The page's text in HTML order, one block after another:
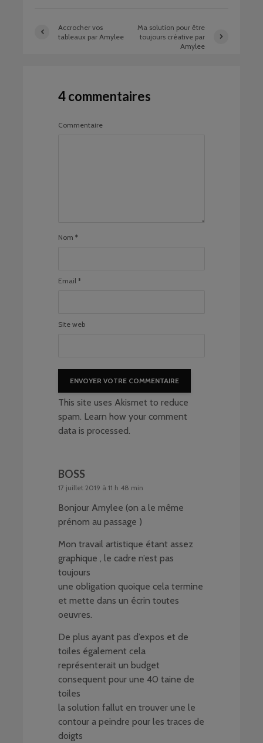
Accrocher vos
tableaux par Amylee
Ma solution pour être
toujours créative par
Amylee
4 commentaires
Commentaire
Nom *
Email *
Site web
This site uses Akismet to reduce
spam. Learn how your comment
data is processed
BOSS
17 juillet 2019 à 11 h 48 min
Bonjour Amylee (on a le même
prénom au passage )
Mon travail artistique étant assez
graphique , le cadre n’est pas
toujours
une obligation quoique cela termine
et mette dans un écrin toutes
oeuvres.
De plus ayant pas d’expos et de
toiles également cela
représenterait un budget
consequent pour une 40 taine de
toiles
la solution fallut en trouver une le
contour a peindre pour les traces de
doigts